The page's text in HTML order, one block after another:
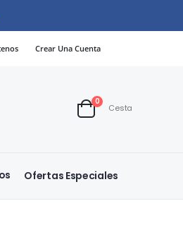
Crear Una Cuenta
Cart
0artículos
Cesta
Ofertas Especiales